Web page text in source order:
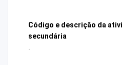
Código e descrição da
secundária
-